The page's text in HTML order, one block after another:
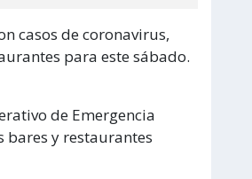
casos de coronavirus,
para este sábado.
de Emergencia
bares y restaurantes